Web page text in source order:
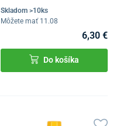
Skladom >10ks
Môžete mať 11.08
6,30 €
Do košíka